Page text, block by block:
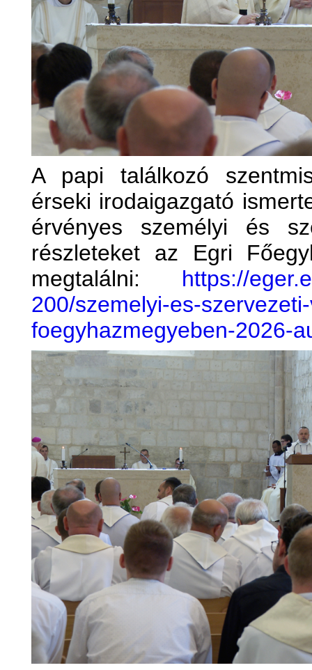
A papi találkozó
érseki irodaigazgató
érvényes személyi és
részleteket az Egri
megtalálni: https://
200/szemelyi-es-
foegyhazmegyeben-2026-